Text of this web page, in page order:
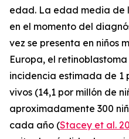
edad. La edad media de
en el momento del
vez se presenta en niños
Europa, el
incidencia estimada de 1
vivos (14,1 por millón de
aproximadamente 300
cada año (Stacey et al.